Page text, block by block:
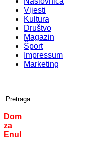
Vijesti
Kultura
Društvo
Magazin
Šport
Impressum
Marketing
Dom
za
Enu!